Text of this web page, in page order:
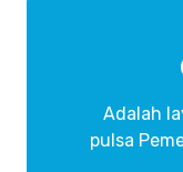
Adalah
pulsa